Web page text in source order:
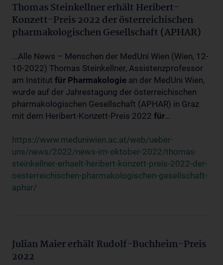
Thomas Steinkellner erhält Heribert-
Konzett-Preis 2022 der österreichischen
pharmakologischen Gesellschaft (APHAR)
...Alle News – Menschen der MedUni Wien (Wien, 12-
10-2022) Thomas Steinkellner, Assistenzprofessor
am Institut für Pharmakologie an der MedUni Wien,
wurde auf der Jahrestagung der österreichischen
pharmakologischen Gesellschaft (APHAR) in Graz
mit dem Heribert-Konzett-Preis 2022 für...
https://www.meduniwien.ac.at/web/ueber-
uns/news/2022/news-im-oktober-2022/thomas-
steinkellner-erhaelt-heribert-konzett-preis-2022-der-
oesterreichischen-pharmakologischen-gesellschaft-
aphar/
Julian Maier erhält Rudolf-Buchheim-Preis
2022